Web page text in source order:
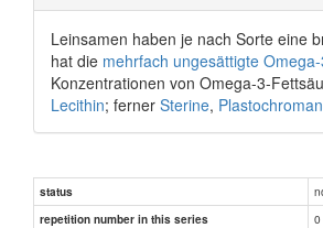
Leinsamen haben je nach Sorte eine
hat die mehrfach ungesättigte
Konzentrationen von Omega-3-
Lecithin; ferner Sterine,
status
repetition number in this series
0